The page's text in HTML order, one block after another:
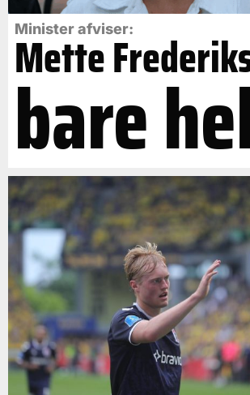
Minister afviser:
Mette
bare